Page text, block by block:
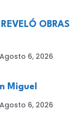
OBRAS
Agosto 6, 2026
Miguel
Agosto 6, 2026